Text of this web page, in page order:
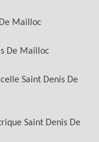
Mailloc
De Mailloc
Saint Denis De
Saint Denis De